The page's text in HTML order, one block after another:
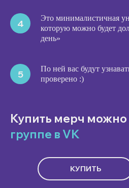
Это минималистичная
которую можно будет
день»
По ней вас будут
проверено :)
Купить мерч
группе в VK
КУПИТЬ